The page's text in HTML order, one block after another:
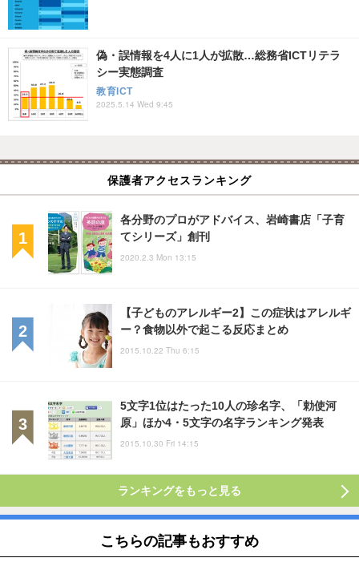
偽・誤情報を4人に1人が拡散…総務省ICTリテラ
シー実態調査
教育ICT
2025.5.14 Wed 9:45
保護者アクセスランキング
各分野のプロがアドバイス、岩崎書店「子育
てシリーズ」創刊
2020.2.3 Mon 13:15
【子どものアレルギー2】この症状はアレルギ
ー？食物以外で起こる反応まとめ
2015.10.22 Thu 6:15
5文字1位はたった10人の珍名字、「勅使河
原」ほか4・5文字の名字ランキング発表
2015.10.30 Fri 14:15
ランキングをもっと見る
こちらの記事もおすすめ